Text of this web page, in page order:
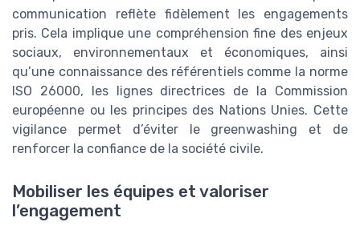
communication reflète fidèlement les engagements
pris. Cela implique une compréhension fine des enjeux
sociaux, environnementaux et économiques, ainsi
qu’une connaissance des référentiels comme la norme
ISO 26000, les lignes directrices de la Commission
européenne ou les principes des Nations Unies. Cette
vigilance permet d’éviter le greenwashing et de
renforcer la confiance de la société civile.
Mobiliser les équipes et valoriser
l’engagement